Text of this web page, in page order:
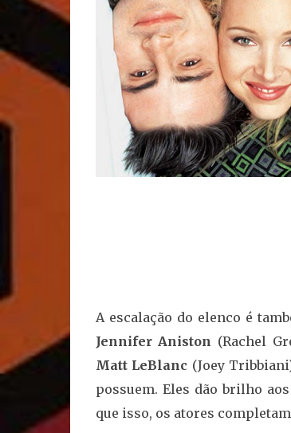
A escalação do elenco é
Jennifer Aniston (Rachel
Matt LeBlanc (Joey
possuem. Eles dão brilho
que isso, os atores